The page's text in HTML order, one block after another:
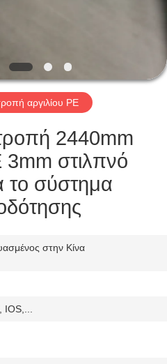
αργιλίου PE
2440mm
3mm στιλπνό
το σύστημα
στην Κίνα
IOS,...